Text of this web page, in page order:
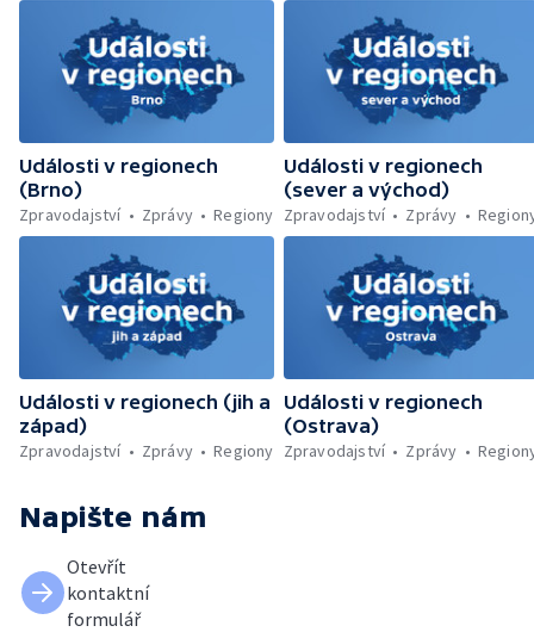
Události v regionech
(Brno)
Zpravodajství
Zprávy Regiony
Události v regionech
(sever a východ)
Zpravodajství
Zprávy
Události v regionech (jih a
západ)
Zpravodajství
Zprávy Regiony
Události v regionech
(Ostrava)
Zpravodajství
Zprávy
Napište nám
Otevřít
kontaktní
formulář